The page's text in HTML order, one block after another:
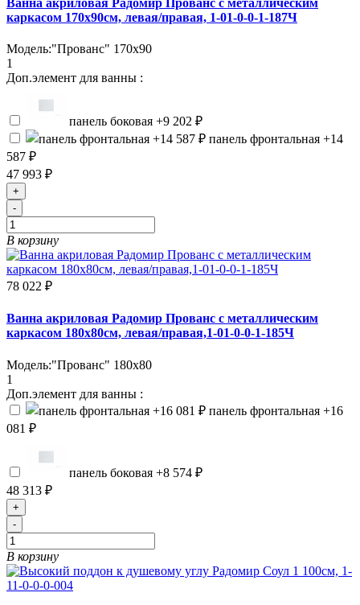
Ванна акриловая Радомир Прованс с металлическим
каркасом 170х90см, левая/правая, 1-01-0-0-1-187Ч
Модель:"Прованс" 170х90
1
Доп.элемент для ванны :
панель боковая +9 202 ₽
панель фронтальная +14
587 ₽
47 993 ₽
+
-
В корзину
78 022 ₽
Ванна акриловая Радомир Прованс с металлическим
каркасом 180х80см, левая/правая,1-01-0-0-1-185Ч
Модель:"Прованс" 180х80
1
Доп.элемент для ванны :
панель фронтальная +16
081 ₽
панель боковая +8 574 ₽
48 313 ₽
+
-
В корзину